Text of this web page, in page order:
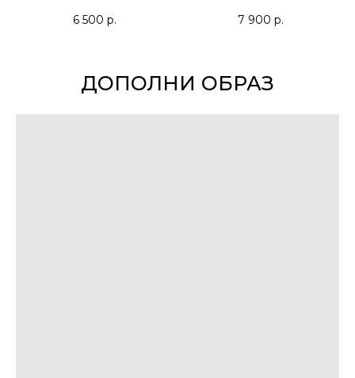
6 500 р.
7 900 р.
ДОПОЛНИ ОБРАЗ